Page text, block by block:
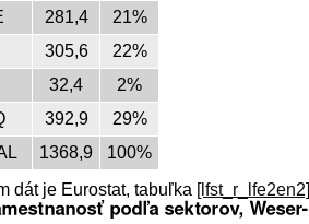
281,4
21%
305,6
22%
32,4
2%
392,9
29%
1368,9
100%
dát je Eurostat, tabuľka [lfst_r_lfe2en2]